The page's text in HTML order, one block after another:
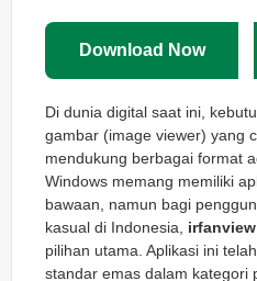
Download Now
Di dunia digital saat ini,
gambar (image viewer) yang
mendukung berbagai format
Windows memang memiliki
bawaan, namun bagi
kasual di Indonesia,
pilihan utama. Aplikasi ini
standar emas dalam kategori